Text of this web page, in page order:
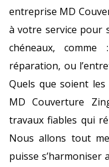
entreprise MD
à votre service pour
chéneaux,
réparation, ou
Quels que soient
MD Couverture
travaux fiables qui
Nous allons tout
puisse s’harmoniser